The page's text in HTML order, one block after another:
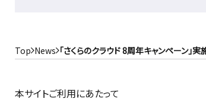
Top News 「さくらのクラウド 8周年キャンペーン」
本サイトご利用にあたって